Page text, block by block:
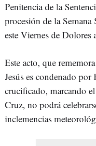
Penitencia de la
procesión de la Semana
este Viernes de Dolores
Este acto, que
Jesús es condenado
crucificado, marcando
Cruz, no podrá
inclemencias